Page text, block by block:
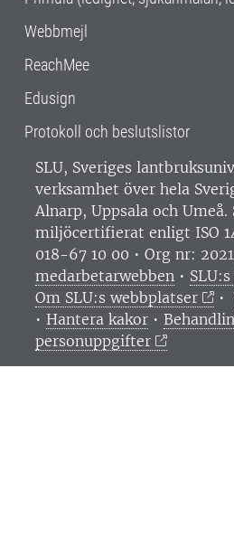
Webbmejl
ReachMee
Edusign
Protokoll och beslutslistor
SLU, Sveriges
verksamhet över hela
Alnarp, Uppsala och Umeå.
miljöcertifierat enligt ISO
018-67 10 00 • Org nr:
medarbetarwebben •
Om SLU:s webbplatser
•
• Hantera kakor •
personuppgifter